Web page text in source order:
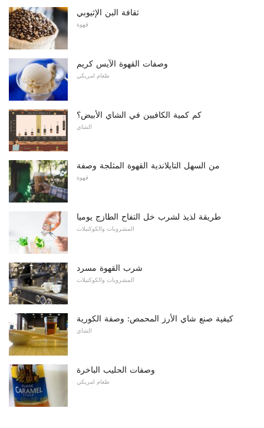
ثقافة البن الإثيوبي
قهوة
وصفات القهوة الآيس كريم
طعام امريكي
كم كمية الكافيين في الشاي الأبيض؟
الشاي
من السهل التايلاندية القهوة المثلجة وصفة
قهوة
طريقة لذيذ لشرب خل التفاح الطازج يوميا
المشروبات والكوكتيلات
شرب القهوة مسرد
المشروبات والكوكتيلات
كيفية صنع شاي الأرز المحمص: وصفة الكورية
الشاي
وصفات الحليب الباخرة
طعام امريكي